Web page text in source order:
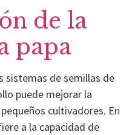
de la
papa
sistemas de semillas de
puede mejorar la
cultivadores. En
a la capacidad de